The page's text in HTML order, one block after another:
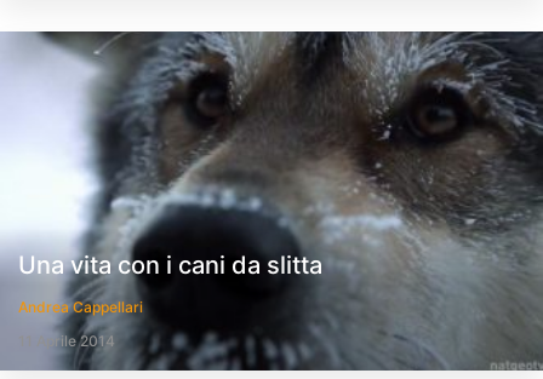
Una vita con i cani da slitta
Andrea Cappellari
11 Aprile 2014